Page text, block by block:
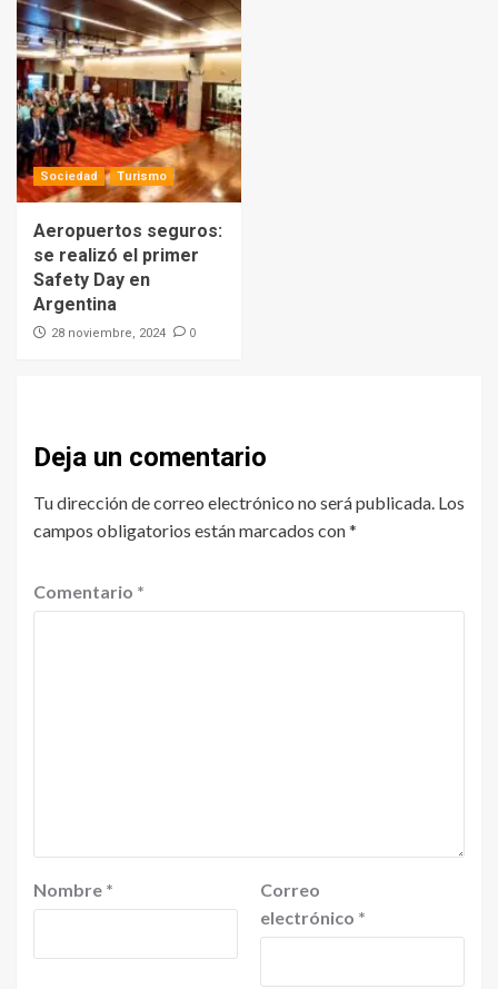
Sociedad Turismo
Aeropuertos seguros:
se realizó el primer
Safety Day en
Argentina
28 noviembre, 2024 0
Deja un comentario
Tu dirección de correo electrónico no será publicada. Los
campos obligatorios están marcados con*
Comentario *
Nombre *
Correo
electrónico *